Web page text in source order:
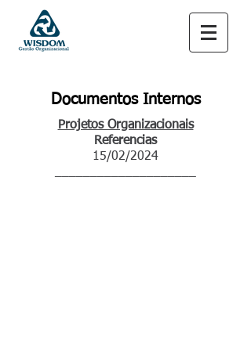
Documentos Internos
Projetos Organizacionais
Referencias
15/02/2024